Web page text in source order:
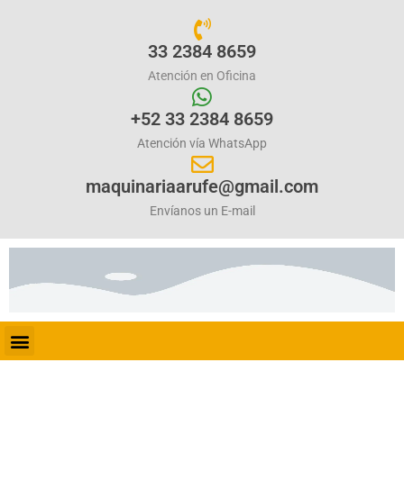
33 2384 8659
Atención en Oficina
+52 33 2384 8659
Atención vía WhatsApp
maquinariaarufe@gmail.com
Envíanos un E-mail